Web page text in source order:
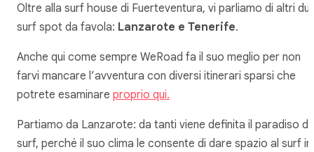
Oltre alla surf house di Fuerteventura, vi parliamo di altri
surf spot da favola: Lanzarote e Tenerife.
Anche qui come sempre WeRoad fa il suo meglio per non
farvi mancare l’avventura con diversi itinerari sparsi che
potrete esaminare proprio qui.
Partiamo da Lanzarote: da tanti viene definita il paradiso
surf, perché il suo clima le consente di dare spazio al surf in